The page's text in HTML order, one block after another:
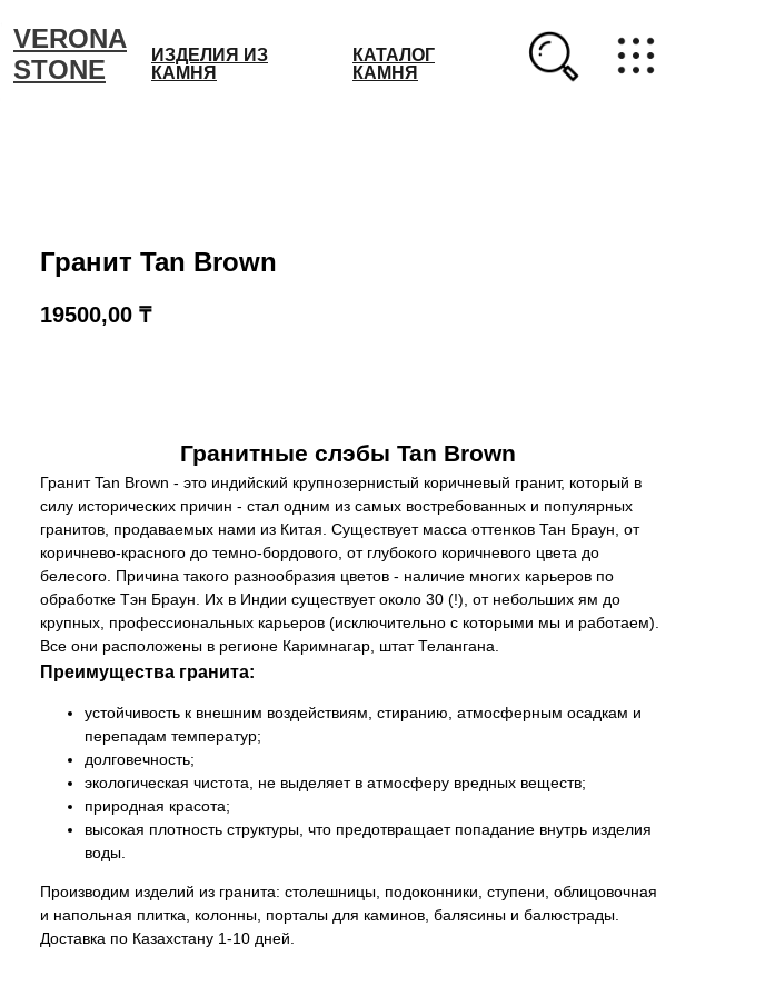
VERONA
STONE
ИЗДЕЛИЯ ИЗ
КАМНЯ
КАТАЛОГ
КАМНЯ
Гранит Tan Brown
19500,00 ₸
Гранитные слэбы Tan Brown
Гранит Tan Brown - это индийский крупнозернистый коричневый гранит, который в
силу исторических причин - стал одним из самых востребованных и популярных
гранитов, продаваемых нами из Китая. Существует масса оттенков Тан Браун, от
коричнево-красного до темно-бордового, от глубокого коричневого цвета до
белесого. Причина такого разнообразия цветов - наличие многих карьеров по
обработке Тэн Браун. Их в Индии существует около 30 (!), от небольших ям до
крупных, профессиональных карьеров (исключительно с которыми мы и работаем).
Все они расположены в регионе Каримнагар, штат Телангана.
Преимущества гранита:
устойчивость к внешним воздействиям, стиранию, атмосферным осадкам и
перепадам температур;
долговечность;
экологическая чистота, не выделяет в атмосферу вредных веществ;
природная красота;
высокая плотность структуры, что предотвращает попадание внутрь изделия
воды.
Производим изделий из гранита: столешницы, подоконники, ступени, облицовочная
и напольная плитка, колонны, порталы для каминов, балясины и балюстрады.
Доставка по Казахстану 1-10 дней.